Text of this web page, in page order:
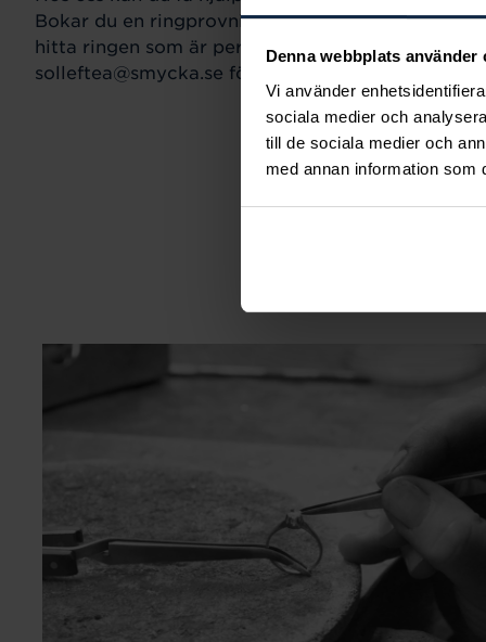
Denna webbplats använder
Vi använder
sociala medier och
till de sociala medier och
med annan information som
Bokar du en ringprovning går vi gemensamt
hitta ringen som är perfekt för just din stil och
solleftea@smycka.se för att boka tid.